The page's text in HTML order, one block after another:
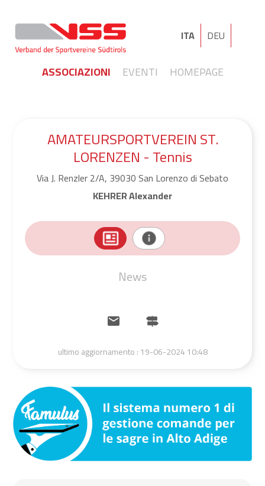
ITA DEU
ASSOCIAZIONI EVENTI HOMEPAGE
AMATEURSPORTVEREIN ST.
LORENZEN - Tennis
Via J. Renzler 2/A, 39030 San Lorenzo di Sebato
KEHRER Alexander
News
ultimo aggiornamento :19-06-2024 10:48